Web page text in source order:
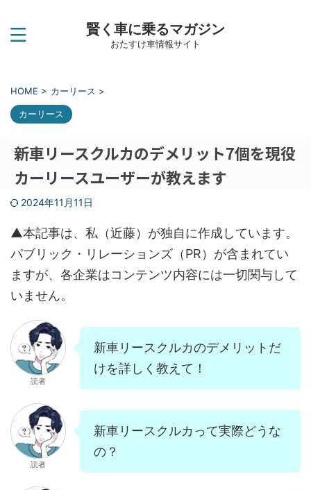
賢く車に乗るマガジン
おたすけ車情報サイト
HOME > カーリース >
カーリース
新車リースクルカのデメリット7個を現役
カーリースユーザーが教えます
2024年11月11日
▲本記事は、私（近藤）が独自に作成しています。
パブリック・リレーションズ（PR）が含まれてい
ますが、各企業はコンテンツ内容には一切関与して
いません。
読者
新車リースクルカのデメリットだ
けを詳しく教えて！
読者
新車リースクルカって実際どうな
の？